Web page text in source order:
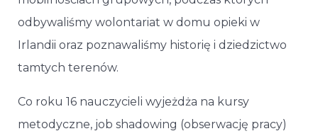
odbywaliśmy wolontariat w domu opieki w
Irlandii oraz poznawaliśmy historię i dziedzictwo
tamtych terenów.
Co roku 16 nauczycieli wyjeżdża na kursy
metodyczne, job shadowing (obserwację pracy)